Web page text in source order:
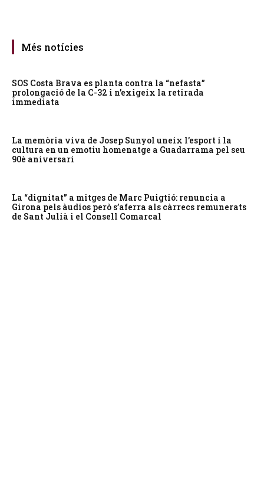
Més notícies
SOS Costa Brava es planta contra la “nefasta”
prolongació de la C-32 i n’exigeix la retirada
immediata
La memòria viva de Josep Sunyol uneix l’esport i la
cultura en un emotiu homenatge a Guadarrama pel seu
90è aniversari
La “dignitat” a mitges de Marc Puigtió: renuncia a
Girona pels àudios però s’aferra als càrrecs remunerats
de Sant Julià i el Consell Comarcal